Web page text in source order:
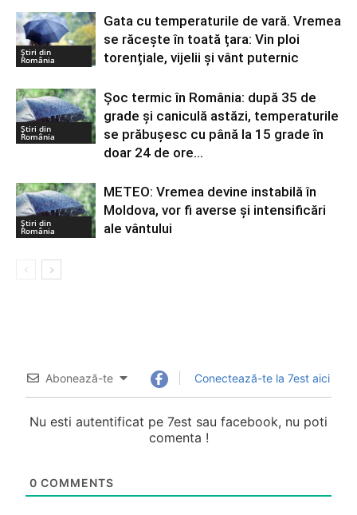
Știri din
România
Gata cu temperaturile de vară. Vremea
se răcește în toată țara: Vin ploi
torențiale, vijelii și vânt puternic
Știri din
România
Șoc termic în România: după 35 de
grade și caniculă astăzi, temperaturile
se prăbușesc cu până la 15 grade în
doar 24 de ore...
Știri din
România
METEO: Vremea devine instabilă în
Moldova, vor fi averse şi intensificări
ale vântului
Abonează-te Conectează-te la 7est aici
Nu esti autentificat pe 7est sau facebook, nu poti
comenta !
0 COMMENTS